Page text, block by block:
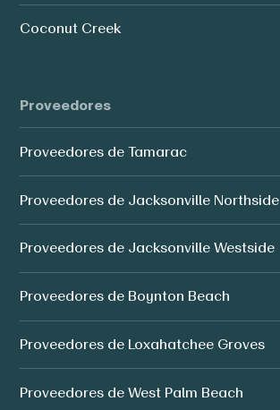
Coconut Creek
Proveedores
Proveedores de Tamarac
Proveedores de Jacksonville Northside
Proveedores de Jacksonville Westside
Proveedores de Boynton Beach
Proveedores de Loxahatchee Groves
Proveedores de West Palm Beach